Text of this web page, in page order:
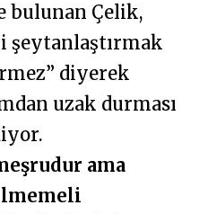
bulunan Çelik,
şeytanlaştırmak
diyerek
uzak durması
ama